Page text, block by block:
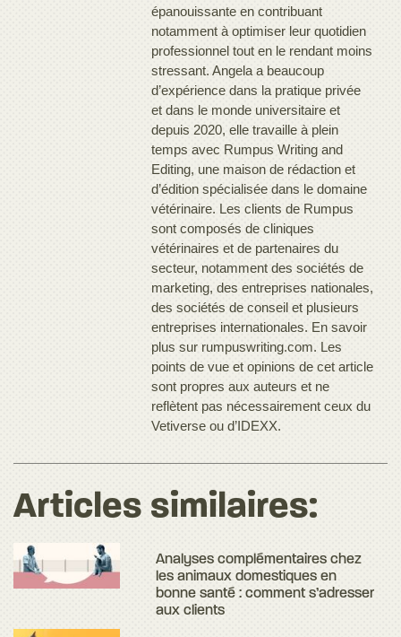
épanouissante en contribuant
notamment à optimiser leur quotidien
professionnel tout en le rendant moins
stressant. Angela a beaucoup
d’expérience dans la pratique privée
et dans le monde universitaire et
depuis 2020, elle travaille à plein
temps avec Rumpus Writing and
Editing, une maison de rédaction et
d’édition spécialisée dans le domaine
vétérinaire. Les clients de Rumpus
sont composés de cliniques
vétérinaires et de partenaires du
secteur, notamment des sociétés de
marketing, des entreprises nationales,
des sociétés de conseil et plusieurs
entreprises internationales. En savoir
plus sur rumpuswriting.com. Les
points de vue et opinions de cet article
sont propres aux auteurs et ne
reflètent pas nécessairement ceux du
Vetiverse ou d’IDEXX.
Articles similaires:
Analyses complémentaires chez
les animaux domestiques en
bonne santé : comment s’adresser
aux clients